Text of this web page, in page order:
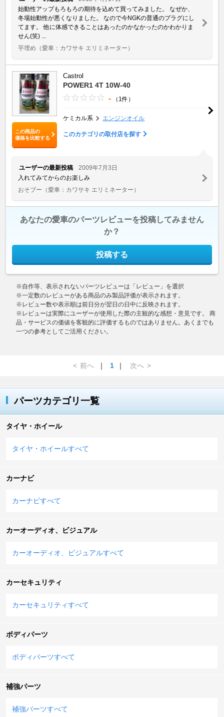
始動性アップもろもろの期待を込めて買ってみました。 なぜか、
冬場始動性が悪くなりました。 なので今NGKの普通のプラグにし
てます。 他に体感できることはあったのかなかったのかわかりま
せん(笑) ...
芋埋め （愛車：カワサキ エリミネーター）
この商品の
価格を比較する
Castrol
POWER1 4T 10W-40
- （1件）
ケミカル系 エンジンオイル
このカテゴリの取付店を探す
ユーザーの最新投稿
2009年7月3日
入れてみてからのお楽しみ
おそブー （愛車：カワサキ エリミネーター）
あなたの愛車のパーツレビューを投稿してみません
か？
投稿する
※自作等、表示されないパーツレビューは「レビュー」を選択
※一定数のレビューがある商品のみ製品評価が表示されます。
※レビュー数や表示順は前日分が翌日の日中に反映されます。
※レビューは実際にユーザーが使用した際の主観的な感想・意見です。 商
品・サービスの価値を客観的に評価するものではありません。あくまでも
一つの参考としてご活用ください。
< 前へ ｜ 1 ｜ 次へ >
パーツカテゴリ一覧
タイヤ・ホイール
タイヤ・ホイールすべて
カーナビ
カーナビすべて
カーオーディオ、ビジュアル
カーオーディオ、ビジュアルすべて
カーセキュリティ
カーセキュリティすべて
ボディパーツ
ボディパーツすべて
補強パーツ
補強パーツすべて